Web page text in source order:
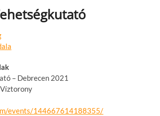
– Debrecen 2021
events/144667614188355/